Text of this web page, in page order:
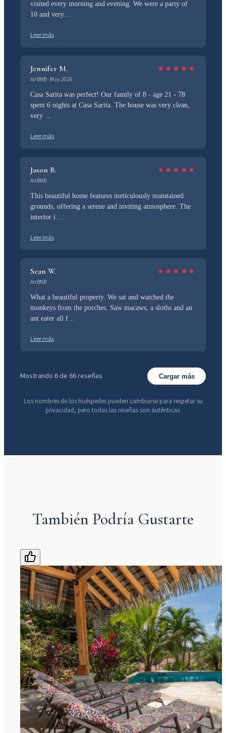
visited every morning and evening. We were a party of
10 and very…
Leer más
Jennifer M. ★ ★ ★ ★ ★
AirBNB · May 2026
Casa Sarita was perfect! Our family of 8 - age 21 - 78
spent 6 nights at Casa Sarita. The house was very clean,
very …
Leer más
Jason B. ★ ★ ★ ★ ★
AirBNB
This beautiful home features meticulously maintained
grounds, offering a serene and inviting atmosphere. The
interior i…
Leer más
Sean W. ★ ★ ★ ★ ★
AirBNB
What a beautiful property. We sat and watched the
monkeys from the porches. Saw macaws, a sloths and an
ant eater all f…
Leer más
Mostrando 6 de 66 reseñas Cargar más
Los nombres de los huéspedes pueden cambiarse para respetar su
privacidad, pero todas las reseñas son auténticas.
También Podría Gustarte